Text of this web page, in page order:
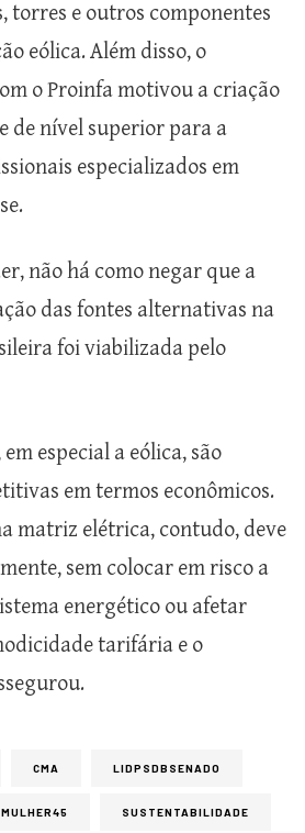
torres e outros componentes
eólica. Além disso, o
o Proinfa motivou a criação
de nível superior para a
especializados em
não há como negar que a
das fontes alternativas na
foi viabilizada pelo
em especial a eólica, são
em termos econômicos.
matriz elétrica, contudo, deve
sem colocar em risco a
energético ou afetar
tarifária e o
CMA LIDPSDBSENADO
SUSTENTABILIDADE